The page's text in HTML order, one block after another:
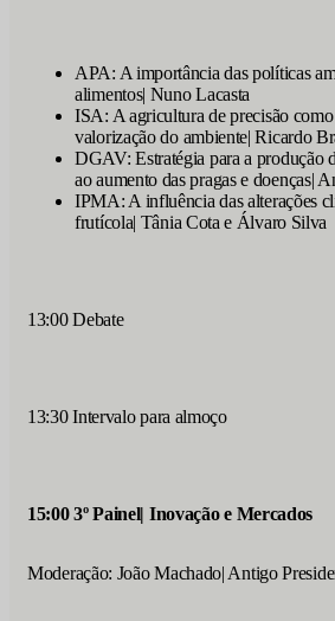
APA: A importância das políticas
alimentos| Nuno Lacasta
ISA: A agricultura de precisão
valorização do ambiente| Ricardo
DGAV: Estratégia para a produção
ao aumento das pragas e doenças|
IPMA: A influência das alterações
frutícola| Tânia Cota e Álvaro Silva
13:00 Debate
13:30 Intervalo para almoço
15:00 3º Painel| Inovação e Mercados
Moderação: João Machado| Antigo